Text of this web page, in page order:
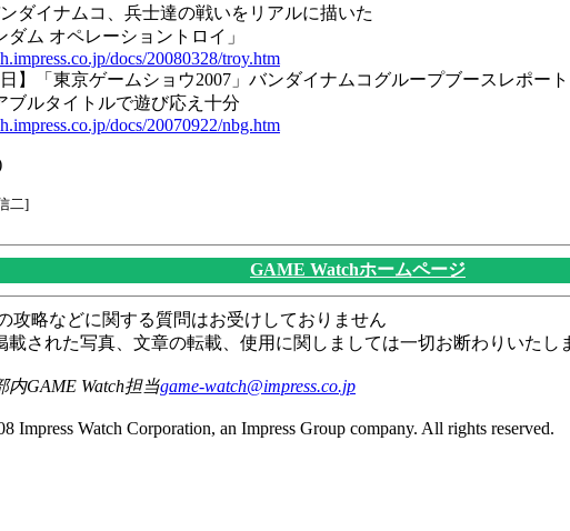
ンダイナムコ、兵士達の戦いをリアルに描いた
ダム オペレーショントロイ」
docs/20080328/troy.htm
日】「東京ゲームショウ2007」バンダイナムコグループブースレポート
ブルタイトルで遊び応え十分
docs/20070922/nbg.htm
二]
GAME Watchホームページ
攻略などに関する質問はお受けしておりません
載された写真、文章の転載、使用に関しましては一切お断わりいたし
内GAME Watch担当game-watch@impress.co.jp
Impress Watch Corporation, an Impress Group company. All rights reserved.